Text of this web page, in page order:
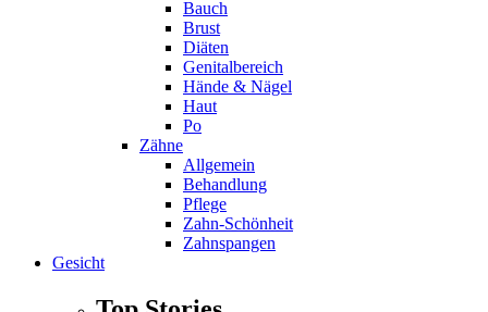
Bauch
Brust
Diäten
Genitalbereich
Hände & Nägel
Haut
Po
Zähne
Allgemein
Behandlung
Pflege
Zahn-Schönheit
Zahnspangen
Gesicht